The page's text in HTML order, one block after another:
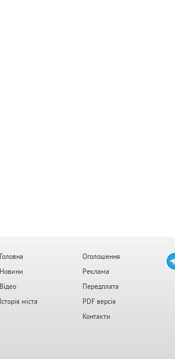
Головна
Новини
Відео
Історія міста
Оголошення
Реклама
Передплата
PDF версія
Контакти